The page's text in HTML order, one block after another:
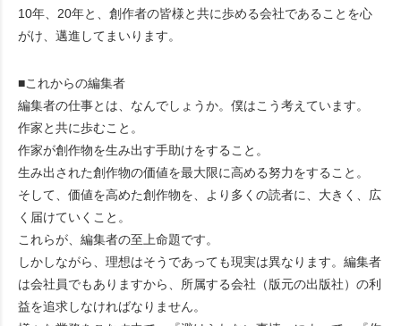
10年、20年と、創作者の皆様と共に歩める会社であることを心
がけ、邁進してまいります。
■これからの編集者
編集者の仕事とは、なんでしょうか。僕はこう考えています。
作家と共に歩むこと。
作家が創作物を生み出す手助けをすること。
生み出された創作物の価値を最大限に高める努力をすること。
そして、価値を高めた創作物を、より多くの読者に、大きく、広
く届けていくこと。
これらが、編集者の至上命題です。
しかしながら、理想はそうであっても現実は異なります。編集者
は会社員でもありますから、所属する会社（版元の出版社）の利
益を追求しなければなりません。